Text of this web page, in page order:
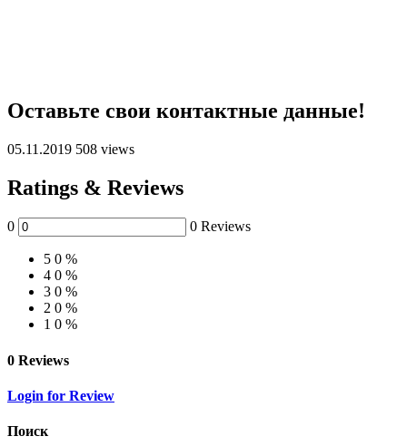
Оставьте свои контактные данные!
05.11.2019 508 views
Ratings & Reviews
0 0 Reviews
5 0 %
4 0 %
3 0 %
2 0 %
1 0 %
0 Reviews
Login for Review
Поиск